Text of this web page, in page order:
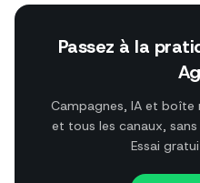
Passez à la
Campagnes, IA et boîte
et tous les canaux,
Essai